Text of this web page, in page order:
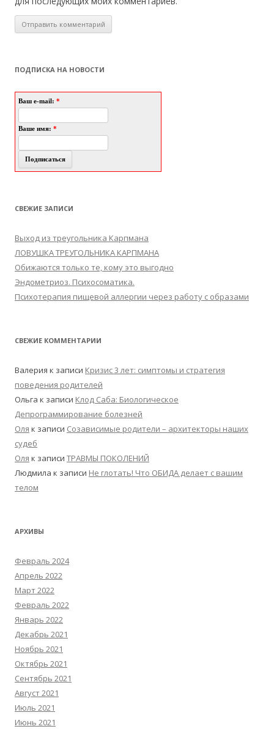
ПОДПИСКА НА НОВОСТИ
Ваш e-mail: *
Ваше имя: *
СВЕЖИЕ ЗАПИСИ
Выход из треугольника Карпмана
ЛОВУШКА ТРЕУГОЛЬНИКА КАРПМАНА
Обижаются только те, кому это выгодно
Эндометриоз. Психосоматика.
Психотерапия пищевой аллергии через работу с образами
СВЕЖИЕ КОММЕНТАРИИ
Валерия к записи Кризис 3 лет: симптомы и стратегия
поведения родителей
Ольга к записи Клод Саба: Биологическое
Депрограммирование болезней
Оля к записи Созависимые родители – архитекторы наших
судеб
Оля к записи ТРАВМЫ ПОКОЛЕНИЙ
Людмила к записи Не глотать! Что ОБИДА делает с вашим
телом
АРХИВЫ
Февраль 2024
Апрель 2022
Март 2022
Февраль 2022
Январь 2022
Декабрь 2021
Ноябрь 2021
Октябрь 2021
Сентябрь 2021
Август 2021
Июль 2021
Июнь 2021